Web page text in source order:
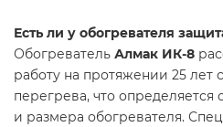
Есть ли у обогревателя
Обогреватель Алмак ИК-8
работу на протяжении 25 лет
перегрева, что
и размера обогревателя.